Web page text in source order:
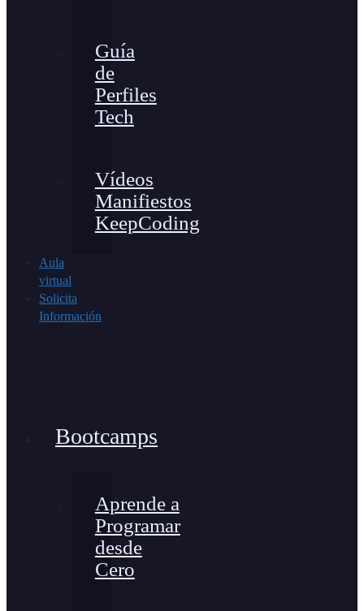
Guía
de
Perfiles
Tech
Vídeos
Manifiestos
KeepCoding
Aula
virtual
Solicita
Información
Bootcamps
Aprende a
Programar
desde
Cero